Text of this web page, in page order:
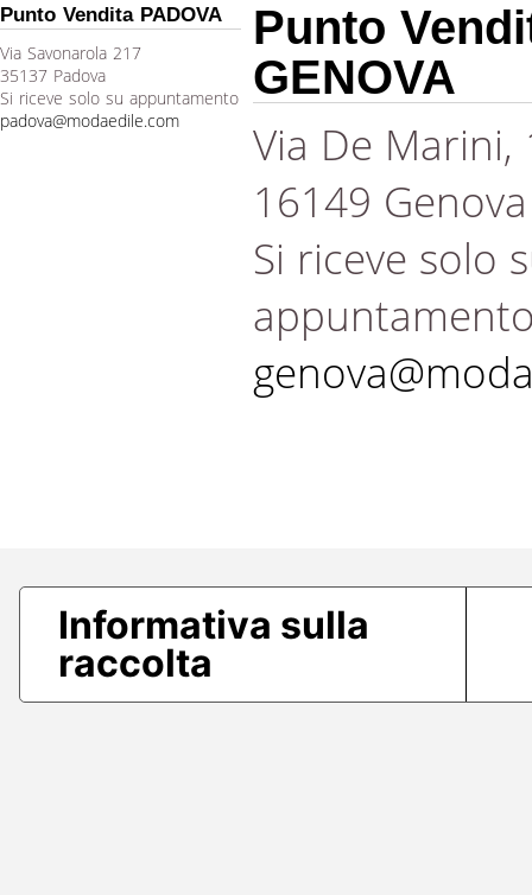
Punto Vendita PADOVA
Via Savonarola 217
35137 Padova
Si riceve solo su appuntamento
padova@modaedile.com
Punto
GENOVA
Via De Marini,
16149 Genova
Si riceve solo
Informativa sulla
raccolta